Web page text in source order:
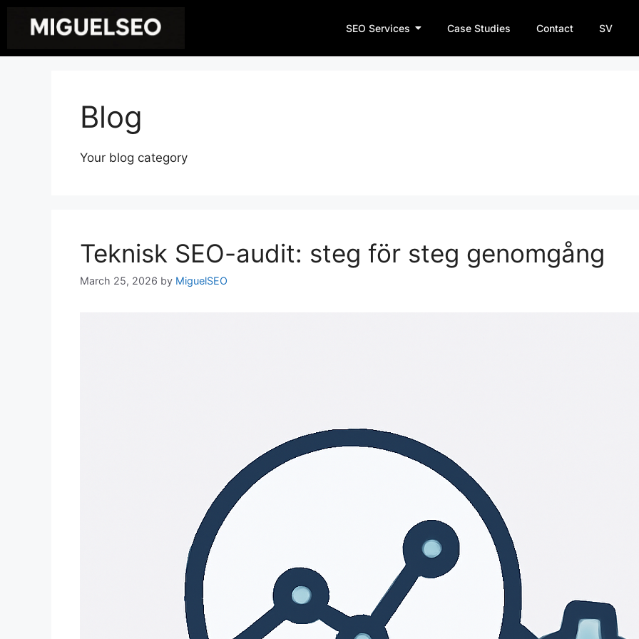
SEO Services Case Studies Contact SV
Blog
Your blog category
Teknisk SEO-audit: steg för steg genomgång
March 25, 2026 by MiguelSEO